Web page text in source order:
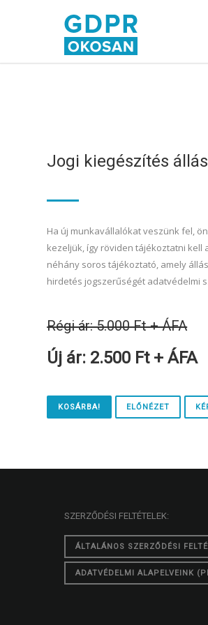
Jogi kiegészítés
Ha új munkavállalókat veszünk fel,
kezeljük, így röviden tájékoztatni
néhány soros tájékoztató, amely
hirdetés jogszerűségét adatvédelmi
Régi ár: 5.000 Ft + ÁFA
Új ár: 2.500 Ft + ÁFA
KOSÁRBA! ELŐNÉZET
SZERZŐDÉSI FELTÉTELEK:
ÁLTALÁNOS SZERZŐDÉSI
ADATVÉDELMI ALAPELVEINK